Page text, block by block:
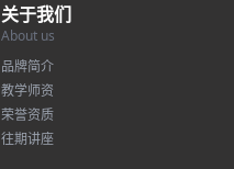
关于我们
About us
品牌简介
教学师资
荣誉资质
往期讲座